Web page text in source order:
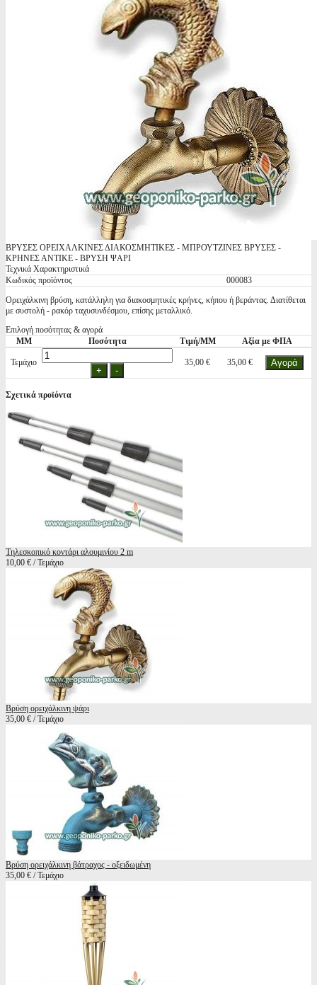
ΒΡΥΣΕΣ ΟΡΕΙΧΑΛΚΙΝΕΣ ΔΙΑΚΟΣΜΗΤΙΚΕΣ - ΜΠΡΟΥΤΖΙΝΕΣ ΒΡΥΣΕΣ -
ΚΡΗΝΕΣ ΑΝΤΙΚΕ - ΒΡΥΣΗ ΨΑΡΙ
Τεχνικά Χαρακτηριστικά
Κωδικός προϊόντος
000083
Ορειχάλκινη βρύση, κατάλληλη για διακοσμητικές κρήνες, κήπου ή βεράντας. Διατίθεται
με συστολή - ρακόρ ταχυσυνδέσμου, επίσης μεταλλικό.
Επιλογή ποσότητας & αγορά
ΜΜ
Ποσότητα Τιμή/ΜΜ Αξία με ΦΠΑ
Τεμάχιο 35,00 € 35,00 €
Σχετικά προϊόντα
Τηλεσκοπικό κοντάρι αλουμινίου 2 m
10,00 € / Τεμάχιο
Βρύση ορειχάλκινη ψάρι
35,00 € / Τεμάχιο
Βρύση ορειχάλκινη βάτραχος - οξειδωμένη
35,00 € / Τεμάχιο